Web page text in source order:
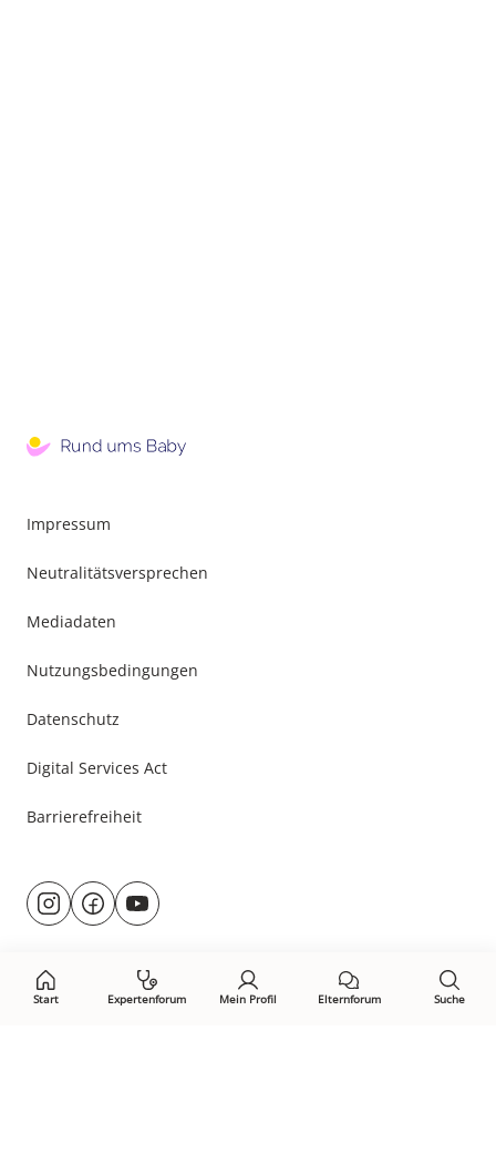
Start Expertenforum Mein Profil Elternforum Suche
Impressum
Neutralitätsversprechen
Mediadaten
Nutzungsbedingungen
Datenschutz
Digital Services Act
Barrierefreiheit
Besuche
uns@rund.ums.baby
facebook.com/rundumsbaby.de
youtube.com/@rundumsbaby_